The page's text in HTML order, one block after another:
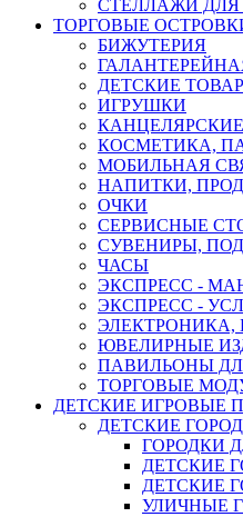
СТЕЛЛАЖИ ДЛЯ
ТОРГОВЫЕ
БИЖУТЕРИЯ
ДЕТСКИЕ
ИГРУШКИ
КОСМЕТИКА,
МОБИЛЬНАЯ
НАПИТКИ,
ОЧКИ
СЕРВИСНЫЕ
СУВЕНИРЫ,
ЧАСЫ
ЭКСПРЕСС -
ЭКСПРЕСС -
ЭЛЕКТРОНИКА,
ЮВЕЛИРНЫЕ
ПАВИЛЬОНЫ
ТОРГОВЫЕ
ДЕТСКИЕ ИГРОВЫЕ
ДЕТСКИЕ
ГОРОДКИ
ДЕТСКИЕ
ДЕТСКИЕ
УЛИЧНЫЕ